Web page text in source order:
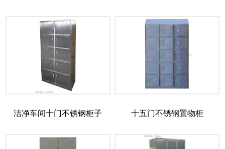
洁净车间十门不锈钢柜子 十五门不锈钢置物柜